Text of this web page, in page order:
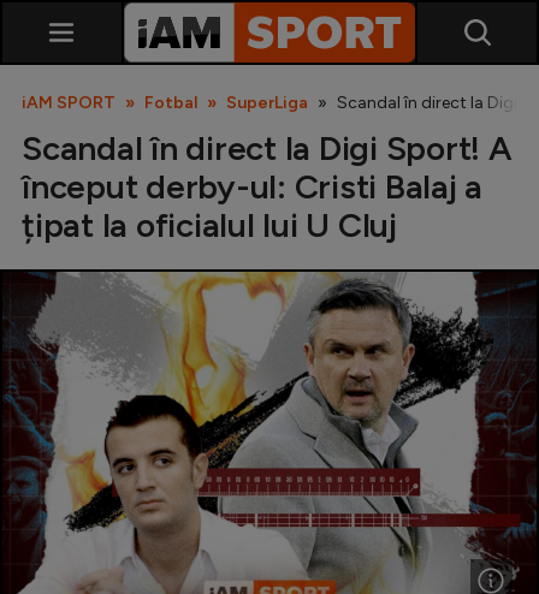
SuperLiga
Liga 2
Cupa României
Echipa Națională
U21
Fotbal feminin
Special
iAM SPORT Fotbal SuperLiga Scandal în direct la Digi
Scandal în direct la Digi Sport! A
început derby-ul: Cristi Balaj a
țipat la oficialul lui U Cluj